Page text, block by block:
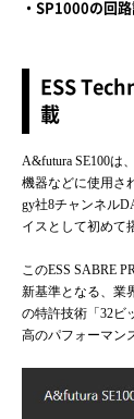
・SP1000の回
ESS
載
A&futura SE100は
機器などに使用さ
gy社8チャンネル
イスとして初めて
このESS SABRE
新基準となる、業
の特許技術「32ビ
高のパフォーマン